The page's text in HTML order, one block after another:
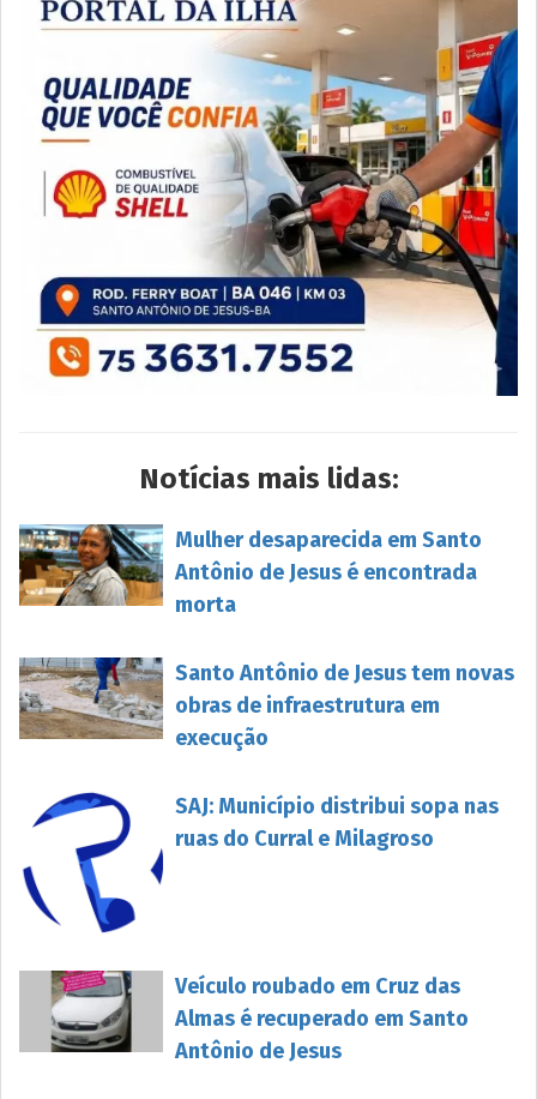
Notícias mais lidas:
Mulher desaparecida em Santo
Antônio de Jesus é encontrada
morta
Santo Antônio de Jesus tem novas
obras de infraestrutura em
execução
SAJ: Município distribui sopa nas
ruas do Curral e Milagroso
Veículo roubado em Cruz das
Almas é recuperado em Santo
Antônio de Jesus